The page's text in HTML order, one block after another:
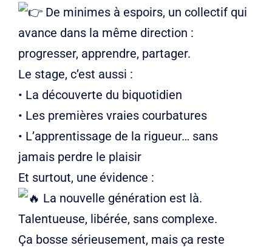
De minimes à espoirs, un collectif qui
avance dans la même direction :
progresser, apprendre, partager.
Le stage, c’est aussi :
• La découverte du biquotidien
• Les premières vraies courbatures
• L’apprentissage de la rigueur… sans
jamais perdre le plaisir
Et surtout, une évidence :
La nouvelle génération est là.
Talentueuse, libérée, sans complexe.
Ça bosse sérieusement, mais ça reste